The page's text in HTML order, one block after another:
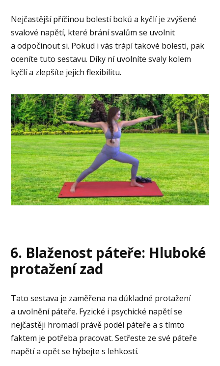
Nejčastější příčinou bolestí boků a kyčlí je zvýšené
svalové napětí, které brání svalům se uvolnit
a odpočinout si. Pokud i vás trápí takové bolesti, pak
oceníte tuto sestavu. Díky ní uvolníte svaly kolem
kyčlí a zlepšíte jejich flexibilitu.
6. Blaženost páteře: Hluboké
protažení zad
Tato sestava je zaměřena na důkladné protažení
a uvolnění páteře. Fyzické i psychické napětí se
nejčastěji hromadí právě podél páteře a s tímto
faktem je potřeba pracovat. Setřeste ze své páteře
napětí a opět se hýbejte s lehkostí.